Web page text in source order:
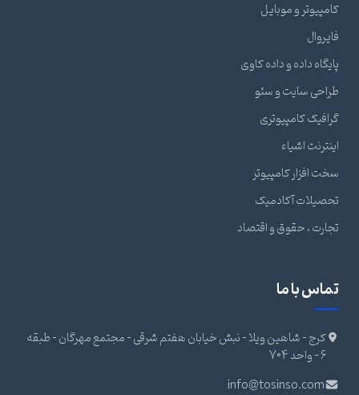
کامپیوتر و موبایل
فایروال
پایگاه داده و داده کاوی
طراحی سایت و سئو
گرافیک کامپیوتری
اینترنت اشیاء
سخت افزار کامپیوتر
تحصیلات آکادمیک
تجارت ، حقوق و اقتصاد
تماس با ما
کرج - شاهین ویلا - نبش خیابان هفتم شرقی - مجتمع مهرگان - طبقه
6 - واحد 704
info@tosinso.com